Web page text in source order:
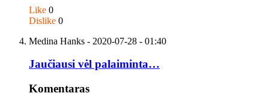
Like 0
Dislike 0
Medina Hanks - 2020-07-28 - 01:40
Jaučiausi vėl palaiminta…
Komentaras